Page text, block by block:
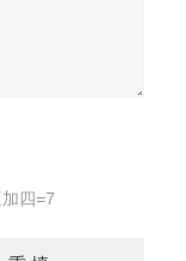
四=7